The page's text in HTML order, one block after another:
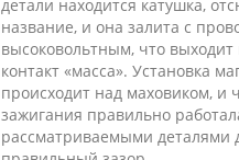
детали находится катушка,
название, и она залита с
высоковольтным, что выходит
контакт «масса». Установка
происходит над маховиком, и
зажигания правильно
рассматриваемыми деталями